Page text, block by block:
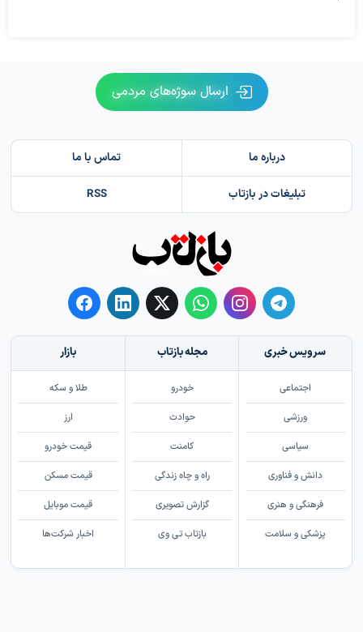
ارسال سوژه‌های مردمی
درباره ما تماس با ما
تبلیغات در بازتاب RSS
سرویس خبری
اجتماعی
ورزشی
سیاسی
دانش و فناوری
فرهنگی و هنری
پزشکی و سلامت
مجله بازتاب
خودرو
حوادث
کامنت
راه و چاه زندگی
گزارش تصویری
بازتاب تی وی
بازار
طلا و سکه
ارز
قیمت خودرو
قیمت مسکن
قیمت موبایل
اخبار شرکت‌ها